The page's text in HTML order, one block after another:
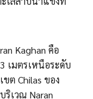
Kaghan คือ
เมตรเหนือระดับ
ต Chilas ของ
เวณ Naran